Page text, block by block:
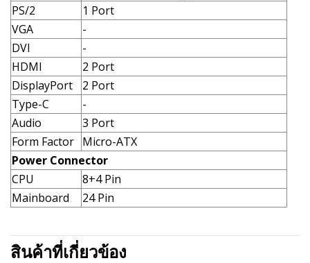
PS/2
1 Port
VGA
-
DVI
-
HDMI
2 Port
DisplayPort
2 Port
Type-C
-
Audio
3 Port
Form Factor Micro-ATX
Power Connector
CPU
8+4 Pin
Mainboard
24 Pin
สินค้าที่เกี่ยวข้อง